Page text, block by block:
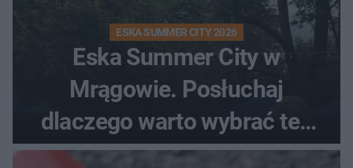
ESKA SUMMER CITY 2026
Eska Summer City w
Mrągowie. Posłuchaj
dlaczego warto wybrać ten
kierunek na urlop!